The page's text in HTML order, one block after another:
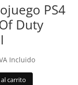
PS4
Duty
Incluido
carrito